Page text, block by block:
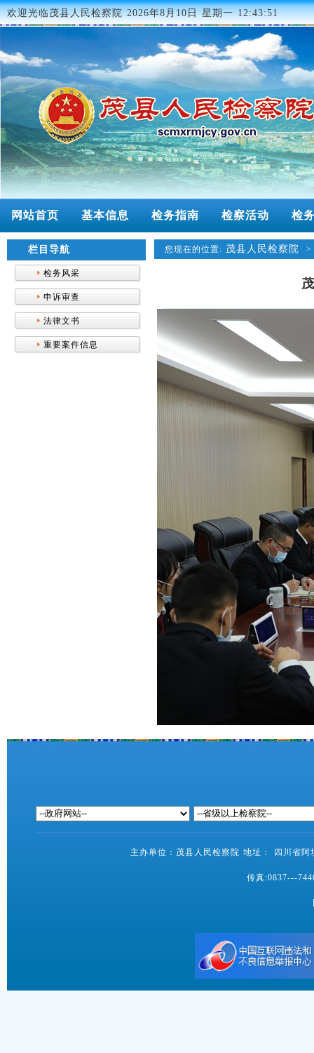
欢迎光临茂县人民检察院2026年8月10日 星期一 12:43:51
网站首页 基本信息 检务指南 检察活动 检
栏目导航
检务风采
申诉审查
法律文书
重要案件信息
您现在的位置: 茂县人民检察院
主办单位：茂县人民检察院 地址： 四川省
传真:0837---